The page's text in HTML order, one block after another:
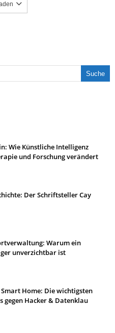
Wie Künstliche Intelligenz
und Forschung verändert
Der Schriftsteller Cay
Warum ein
unverzichtbar ist
Home: Die wichtigsten
gegen Hacker & Datenklau